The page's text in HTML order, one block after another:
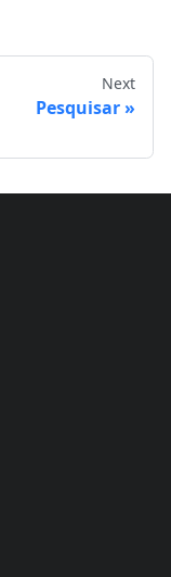
Next
Pesquisar